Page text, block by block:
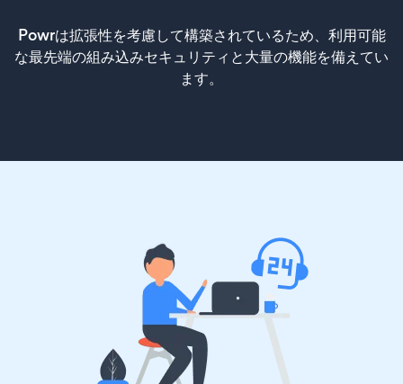
Powrは拡張性を考慮して構築されているため、利用可能
な最先端の組み込みセキュリティと大量の機能を備えてい
ます。